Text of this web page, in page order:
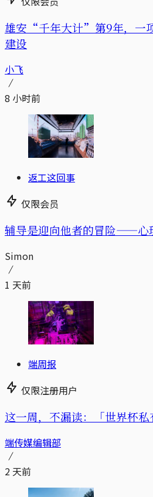
雄安“千年大计”第9年，一
建设
小飞
8 小时前
返工这回事
仅限会员
辅导是迎向他者的冒险——心
Simon
1 天前
端周报
仅限注册用户
这一周，不漏读：「世界杯
端传媒编辑部
2 天前